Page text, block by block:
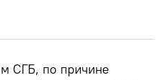
СГБ, по причине